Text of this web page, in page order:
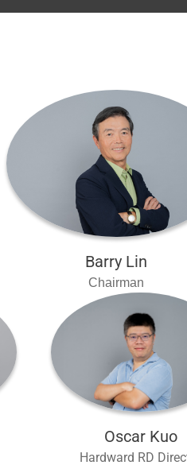
Barry Lin
Chairman
Oscar Kuo
Hardward RD